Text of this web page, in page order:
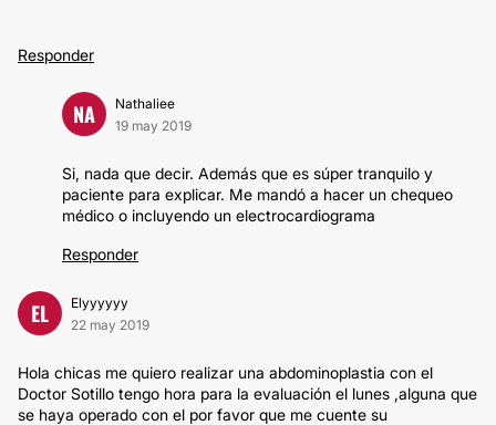
Responder
NA
Nathaliee
19 may 2019
Si, nada que decir. Además que es súper tranquilo y
paciente para explicar. Me mandó a hacer un chequeo
médico o incluyendo un electrocardiograma
Responder
EL
Elyyyyyy
22 may 2019
Hola chicas me quiero realizar una abdominoplastia con el
Doctor Sotillo tengo hora para la evaluación el lunes ,alguna que
se haya operado con el por favor que me cuente su